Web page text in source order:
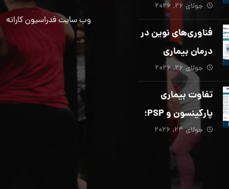
جولای ۲۶, ۲۰۲۶
فناوری‌های نوین در
درمان بیماری
پارکینسون؛ از هوش
مصنوعی تا تحریک
عمقی مغز
جولای ۲۶, ۲۰۲۶
تفاوت بیماری
پارکینسون و PSP؛
از تشخیص تا
توانبخشی تخصصی
در منزل_بخش پنجم
جولای ۲۴, ۲۰۲۶
وب سایت فدراسیون کاراته